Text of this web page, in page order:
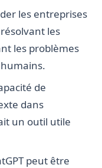
les entreprises
les
les problèmes
de
dans
un outil utile
peut être